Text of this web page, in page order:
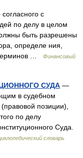
с
по делу в целом
быть разрешены
определе ния,
…
Финансовый
СУДА —
в судебном
позиции),
по делу
Суда.
словарь